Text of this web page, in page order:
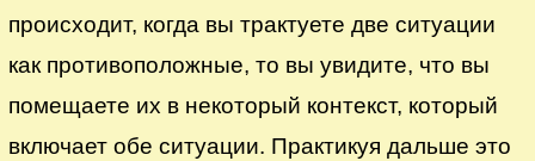
происходит, когда вы трактуете две ситуации
как противоположные, то вы увидите, что вы
помещаете их в некоторый контекст, который
включает обе ситуации. Практикуя дальше это